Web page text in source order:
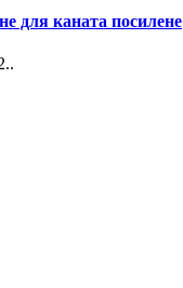
для каната посилене